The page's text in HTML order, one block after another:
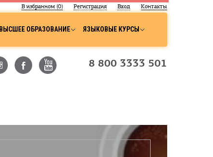
В избранном (0) Регистрация Вход Контакты
ВЫСШЕЕ ОБРАЗОВАНИЕ ЯЗЫКОВЫЕ КУРСЫ
8 800 3333 501